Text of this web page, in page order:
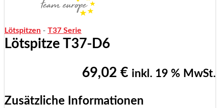
Lötspitzen - T37 Serie
Lötspitze T37-D6
69,02 € inkl. 19 % MwSt.
Zusätzliche Informationen